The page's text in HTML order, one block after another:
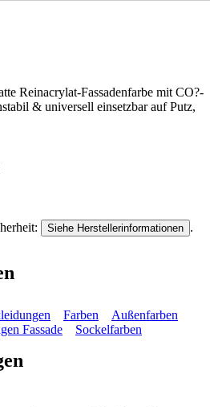
Reinacrylat-Fassadenfarbe mit CO?-
& universell einsetzbar auf Putz,
Siehe Herstellerinformationen .
Farben
Außenfarben
Fassade Sockelfarben